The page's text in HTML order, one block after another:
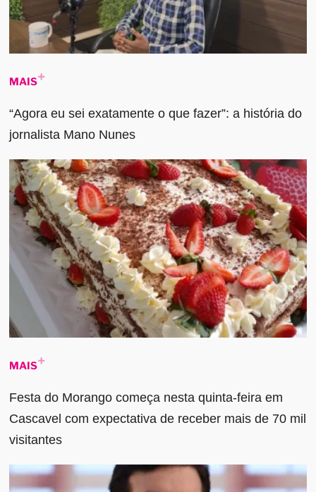
MAIS
“Agora eu sei exatamente o que fazer”: a história do
jornalista Mano Nunes
MAIS
Festa do Morango começa nesta quinta-feira em
Cascavel com expectativa de receber mais de 70 mil
visitantes